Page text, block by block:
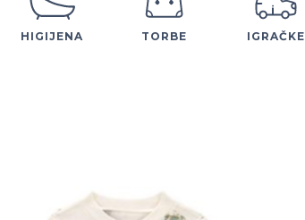
HIGIJENA TORBE IGRAČKE